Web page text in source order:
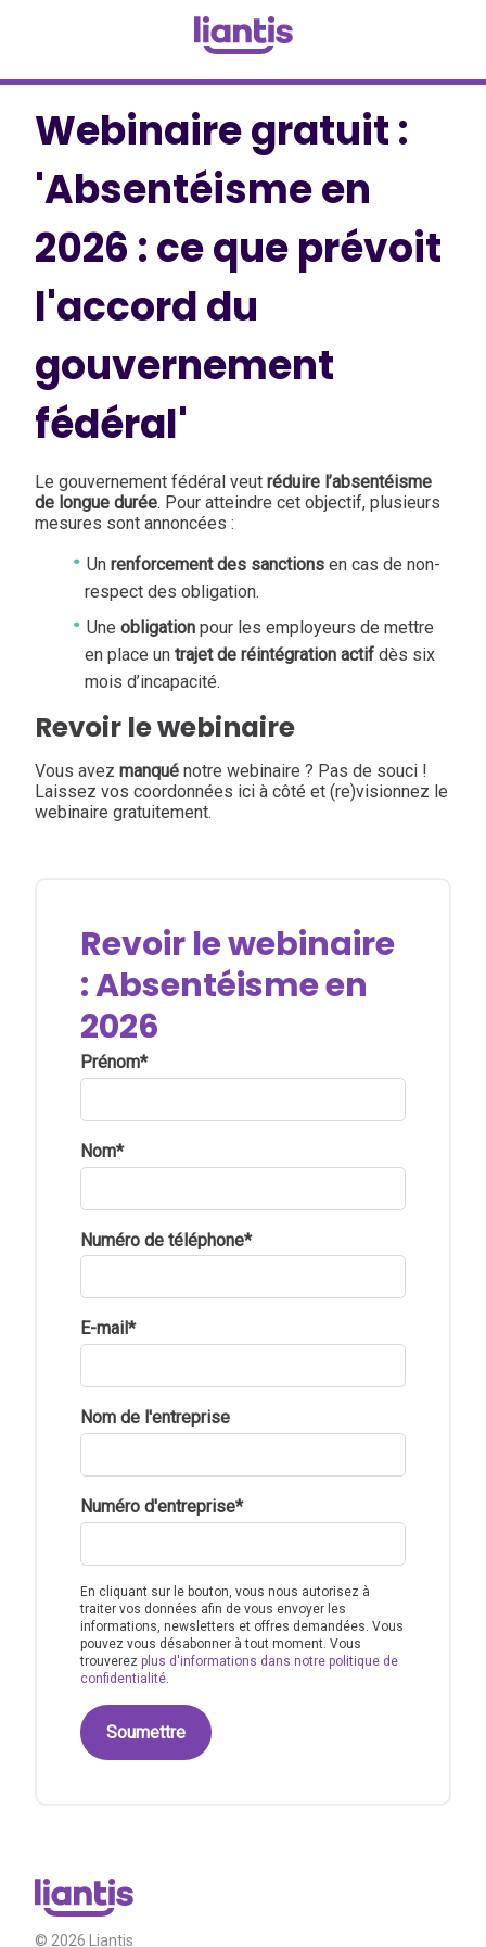
Webinaire gratuit :
'Absentéisme en
2026 : ce que prévoit
l'accord du
gouvernement
fédéral'
Le gouvernement fédéral veut réduire l’absentéisme
de longue durée. Pour atteindre cet objectif, plusieurs
mesures sont annoncées :
Un renforcement des sanctions en cas de non-
respect des obligation.
Une obligation pour les employeurs de mettre
en place un trajet de réintégration actif dès six
mois d’incapacité.
Revoir le webinaire
Vous avez manqué notre webinaire ? Pas de souci !
Laissez vos coordonnées ici à côté et (re)visionnez le
webinaire gratuitement.
Revoir le webinaire
: Absentéisme en
2026
Prénom*
Nom*
Numéro de téléphone*
E-mail *
Nom de l'entreprise
Numéro d'entreprise*
En cliquant sur le bouton, vous nous autorisez à
traiter vos données afin de vous envoyer les
informations, newsletters et offres demandées. Vous
pouvez vous désabonner à tout moment. Vous
trouverez plus d'informations dans notre politique de
confidentialité.
© 2026 Liantis